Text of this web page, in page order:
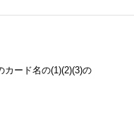
ード名の(1)(2)(3)の